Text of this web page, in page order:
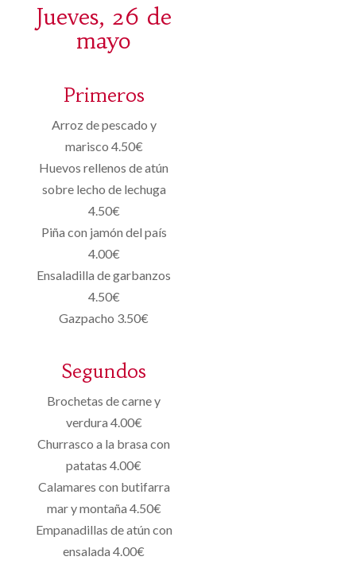
Jueves, 26 de
mayo
Primeros
Arroz de pescado y
marisco 4.50€
Huevos rellenos de atún
sobre lecho de lechuga
4.50€
Piña con jamón del país
4.00€
Ensaladilla de garbanzos
4.50€
Gazpacho 3.50€
Segundos
Brochetas de carne y
verdura 4.00€
Churrasco a la brasa con
patatas 4.00€
Calamares con butifarra
mar y montaña 4.50€
Empanadillas de atún con
ensalada 4.00€